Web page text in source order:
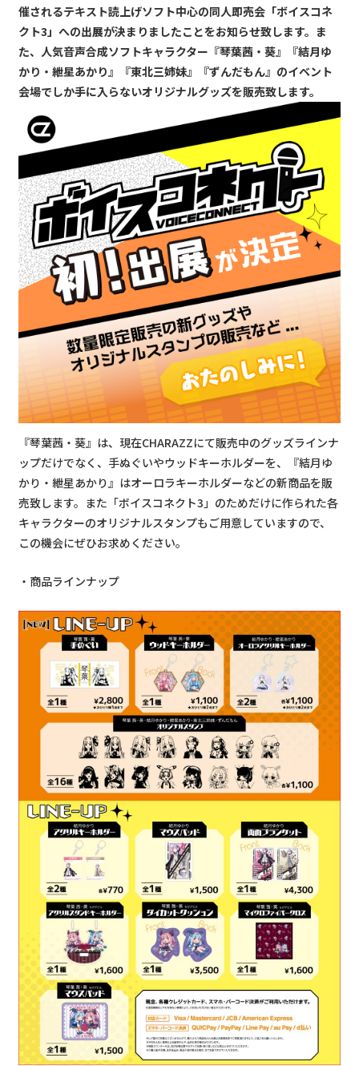
催されるテキスト読上げソフト中心の同人即売会「ボイスコネ
クト3」への出展が決まりましたことをお知らせ致します。ま
た、人気音声合成ソフトキャラクター『琴葉茜・葵』『結月ゆ
かり・紲星あかり』『東北三姉妹』『ずんだもん』のイベント
会場でしか手に入らないオリジナルグッズを販売致します。
『琴葉茜・葵』は、現在CHARAZZにて販売中のグッズラインナ
ップだけでなく、手ぬぐいやウッドキーホルダーを、『結月ゆ
かり・紲星あかり』はオーロラキーホルダーなどの新商品を販
売致します。また「ボイスコネクト3」のためだけに作られた各
キャラクターのオリジナルスタンプもご用意していますので、
この機会にぜひお求めください。
商品ラインナップ